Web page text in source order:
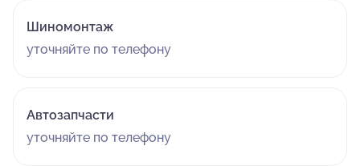
Шиномонтаж
уточняйте по телефону
Автозапчасти
уточняйте по телефону